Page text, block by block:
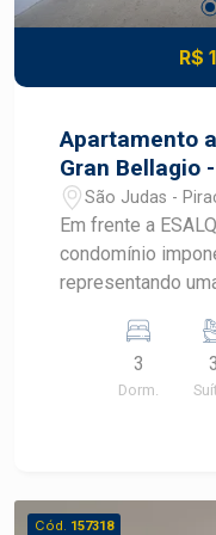
R$
Apartamento alto
Gran Bellagio
- SPSão Judas -
Em frente a
condomínio
representando
foi
e emocionar no bairro
características
termoacústicos, e
3
Dorm.
3
Cód. 157318